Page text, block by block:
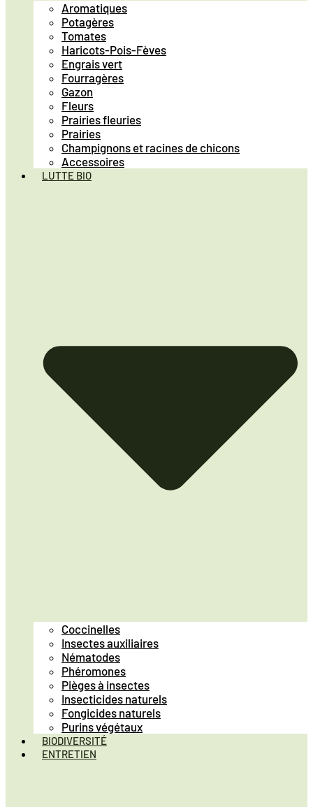
Aromatiques
Potagères
Tomates
Haricots-Pois-Fèves
Engrais vert
Fourragères
Gazon
Fleurs
Prairies fleuries
Prairies
Champignons et racines de chicons
Accessoires
LUTTE BIO
Coccinelles
Insectes auxiliaires
Nématodes
Phéromones
Pièges à insectes
Insecticides naturels
Fongicides naturels
Purins végétaux
BIODIVERSITÉ
ENTRETIEN